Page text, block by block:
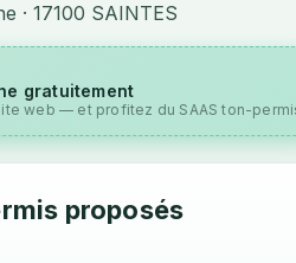
· 17100 SAINTES
gratuitement
web — et profitez du SAAS ton-
proposés